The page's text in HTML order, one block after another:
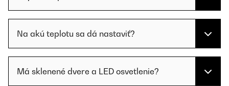
Na akú teplotu sa dá nastaviť?
Má sklenené dvere a LED osvetlenie?